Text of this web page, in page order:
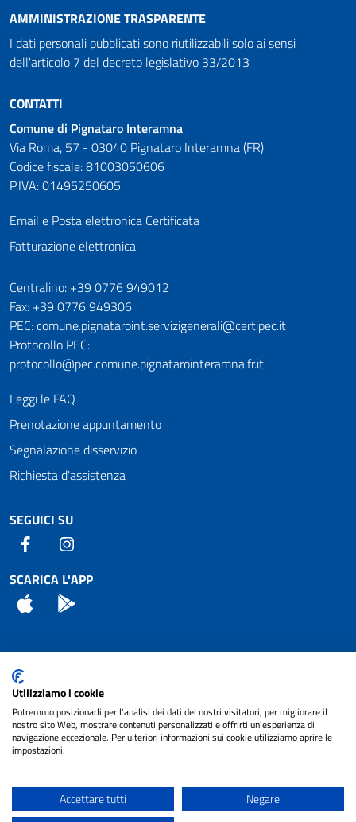
AMMINISTRAZIONE TRASPARENTE
I dati personali pubblicati sono riutilizzabili solo ai sensi
dell'articolo 7 del decreto legislativo 33/2013
CONTATTI
Comune di Pignataro Interamna
Via Roma, 57 - 03040 Pignataro Interamna (FR)
Codice fiscale: 81003050606
P.IVA: 01495250605
Email e Posta elettronica Certificata
Fatturazione elettronica
Numeri utili
Centralino: +39 0776 949012
Fax: +39 0776 949306
PEC: comune.pignataroint.servizigenerali@certipec.it
Protocollo PEC:
protocollo@pec.comune.pignatarointeramna.fr.it
Leggi le FAQ
Prenotazione appuntamento
Segnalazione disservizio
Richiesta d'assistenza
SEGUICI SU
Facebook
SCARICA L'APP
App Store
Attuazione Misure PNRR
Piano di miglioramento del sito
Note legali
cura diNET SMART
Utilizziamo i cookie
Potremmo posizionarli per l'analisi dei dati dei nostri visitatori, per migliorare il
nostro sito Web, mostrare contenuti personalizzati e offrirti un'esperienza di
navigazione eccezionale. Per ulteriori informazioni sui cookie utilizziamo aprire le
impostazioni.
Accettare tutti
Negare